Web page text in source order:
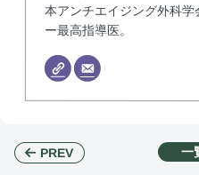
本アンチエイジング外科
ー最高指導医。
PREV 一